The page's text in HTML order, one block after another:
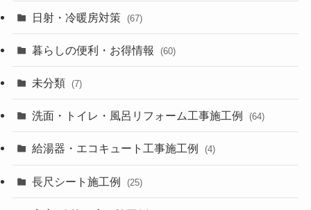
日射・冷暖房対策 (67)
暮らしの便利・お得情報 (60)
未分類 (7)
洗面・トイレ・風呂リフォーム工事施工例 (64)
給湯器・エコキュート工事施工例 (4)
長尺シート施工例 (25)